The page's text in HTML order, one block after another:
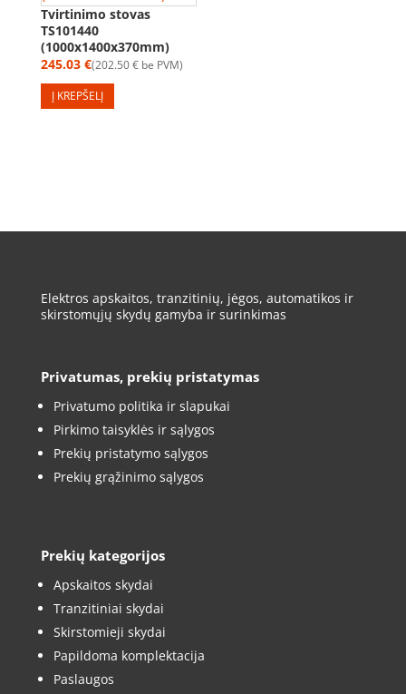
Tvirtinimo stovas
TS101440
(1000x1400x370mm)
245.03 € 202.50€ be PVM
Į KREPŠELĮ
Elektros apskaitos, tranzitinių, jėgos, automatikos ir
skirstomųjų skydų gamyba ir surinkimas
Privatumas, prekių pristatymas
Privatumo politika ir slapukai
Pirkimo taisyklės ir sąlygos
Prekių pristatymo sąlygos
Prekių grąžinimo sąlygos
Prekių kategorijos
Apskaitos skydai
Tranzitiniai skydai
Skirstomieji skydai
Papildoma komplektacija
Paslaugos